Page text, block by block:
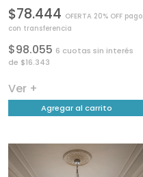
$78.444 OFERTA 20% OFF pago
con transferencia
$98.055 6 cuotas sin interés
de $16.343
Ver +
Agregar al carrito